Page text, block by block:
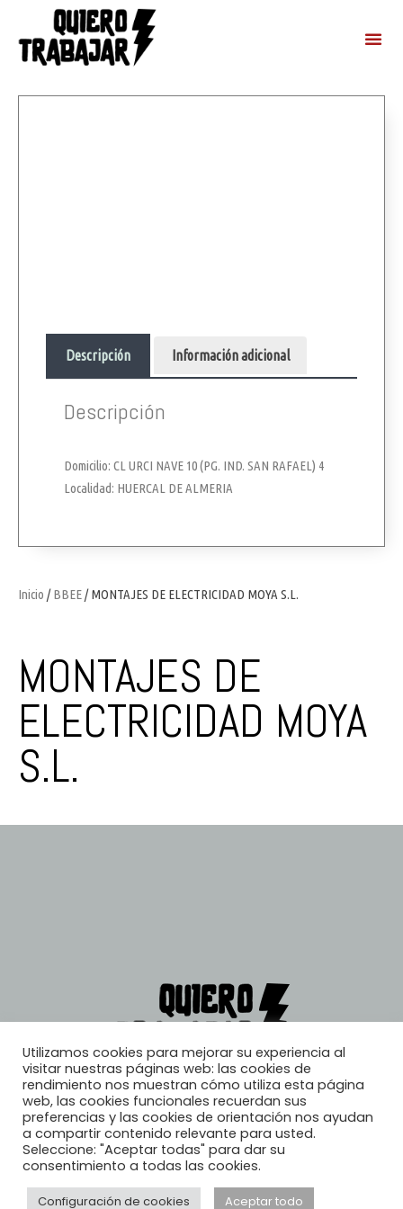
Inicio /BBEE/ MONTAJES DE ELECTRICIDAD MOYA S.L.
MONTAJES DE
ELECTRICIDAD MOYA
S.L.
Descripción Información adicional
Descripción
Domicilio: CL URCI NAVE 10 (PG. IND. SAN RAFAEL) 4
Localidad: HUERCAL DE ALMERIA
© 2026, Quiero Trabajar
Utilizamos cookies para mejorar su experiencia al
visitar nuestras páginas web: las cookies de
rendimiento nos muestran cómo utiliza esta página
web, las cookies funcionales recuerdan sus
preferencias y las cookies de orientación nos ayudan
a compartir contenido relevante para usted.
Seleccione: "Aceptar todas" para dar su
consentimiento a todas las cookies.
Configuración de cookies Aceptar todo